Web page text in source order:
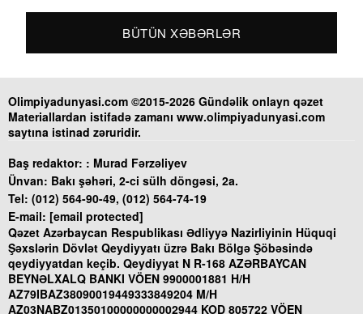
BÜTÜN XƏBƏRLƏR
Olimpiyadunyasi.com ©2015-2026 Gündəlik onlayn qəzet
Materiallardan istifadə zamanı www.olimpiyadunyasi.com
saytına istinad zəruridir.
Baş redaktor: : Murad Fərzəliyev
Ünvan: Bakı şəhəri, 2-ci sülh döngəsi, 2a.
Tel: (012) 564-90-49, (012) 564-74-19
E-mail: [email protected]
Qəzet Azərbaycan Respublikası Ədliyyə Nazirliyinin Hüquqi
Şəxslərin Dövlət Qeydiyyatı üzrə Bakı Bölgə Şöbəsində
qeydiyyatdan keçib. Qeydiyyat N R-168 AZƏRBAYCAN
BEYNƏLXALQ BANKI VÖEN 9900001881 H/H
AZ79IBAZ38090019449333849204 M/H
AZ03NABZ01350100000000002944 KOD 805722 VÖEN